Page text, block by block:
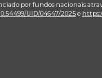
por fundos nacionais
UID/04647/2025e